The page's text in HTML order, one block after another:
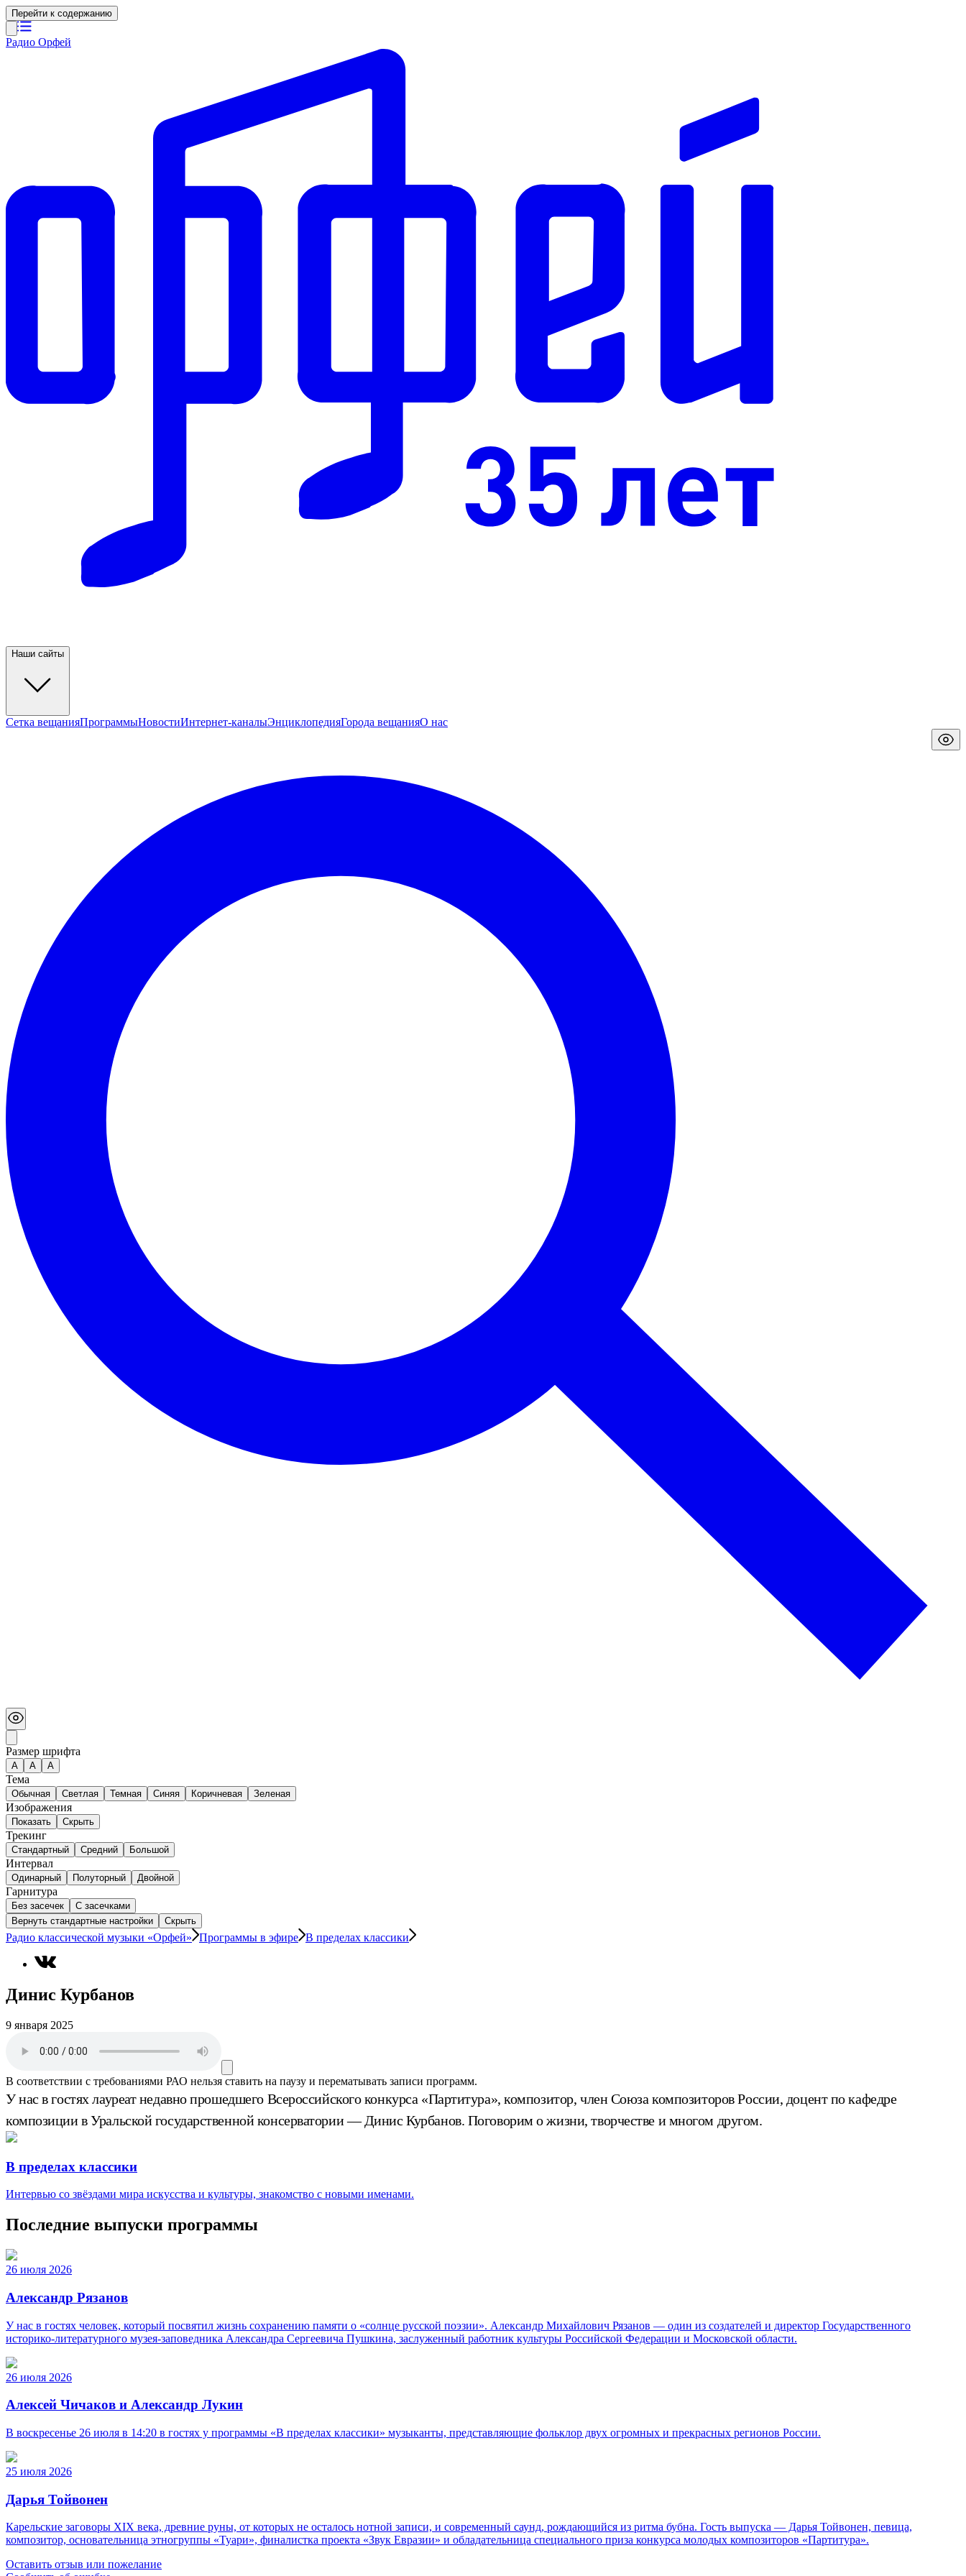
Перейти к содержанию
Радио Орфей
Наши сайты
Сетка вещанияПрограммыНовостиИнтернет-каналыЭнциклопедияГорода вещанияО нас
Размер шрифта
А A A
Тема
Обычная Светлая Темная Синяя Коричневая Зеленая
Изображения
Показать Скрыть
Трекинг
Стандартный Средний Большой
Интервал
Одинарный Полуторный Двойной
Гарнитура
Без засечек
С засечками
Вернуть стандартные настройки
Скрыть
Радио классической музыки «Орфей» Программы в эфире В пределах классики
Динис Курбанов
9 января 2025
В соответствии с требованиями РАО нельзя ставить на паузу и перематывать записи программ.
У нас в гостях лауреат недавно прошедшего Всероссийского конкурса «Партитура», композитор, член Союза композиторов России, доцент по кафедре
композиции в Уральской государственной консерватории — Динис Курбанов. Поговорим о жизни, творчестве и многом другом.
В пределах классики
Интервью со звёздами мира искусства и культуры, знакомство с новыми именами.
Последние выпуски программы
26 июля 2026
Александр Рязанов
У нас в гостях человек, который посвятил жизнь сохранению памяти о «солнце русской поэзии». Александр Михайлович Рязанов — один из создателей и директор Государственного
историко‑литературного музея‑заповедника Александра Сергеевича Пушкина, заслуженный работник культуры Российской Федерации и Московской области.
26 июля 2026
Алексей Чичаков и Александр Лукин
В воскресенье 26 июля в 14:20 в гостях у программы «В пределах классики» музыканты, представляющие фольклор двух огромных и прекрасных регионов России.
25 июля 2026
Дарья Тойвонен
Карельские заговоры XIX века, древние руны, от которых не осталось нотной записи, и современный саунд, рождающийся из ритма бубна. Гость выпуска — Дарья Тойвонен, певица,
композитор, основательница этногруппы «Туари», финалистка проекта «Звук Евразии» и обладательница специального приза конкурса молодых композиторов «Партитура».
Оставить отзыв или пожелание